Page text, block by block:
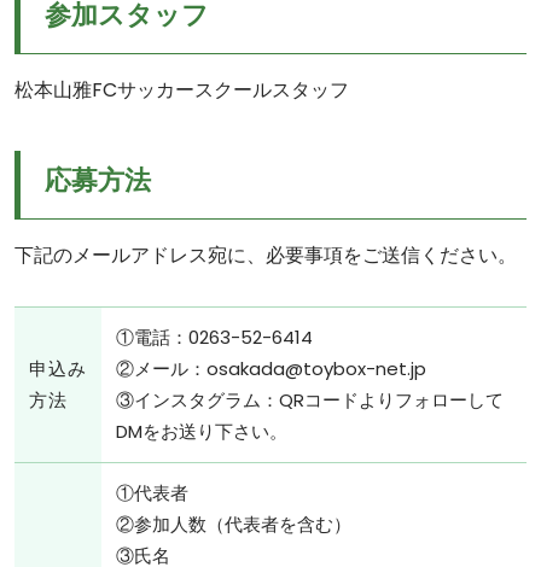
参加スタッフ
松本山雅FCサッカースクールスタッフ
応募方法
下記のメールアドレス宛に、必要事項をご送信ください。
申込み
方法
①電話：0263-52-6414
②メール：osakada@toybox-net.jp
③インスタグラム：QRコードよりフォローして
DMをお送り下さい。
①代表者
②参加人数（代表者を含む）
③氏名